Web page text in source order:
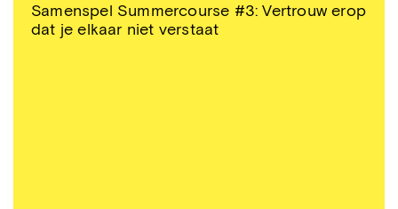
Samenspel Summercourse #3: Vertrouw erop
dat je elkaar niet verstaat